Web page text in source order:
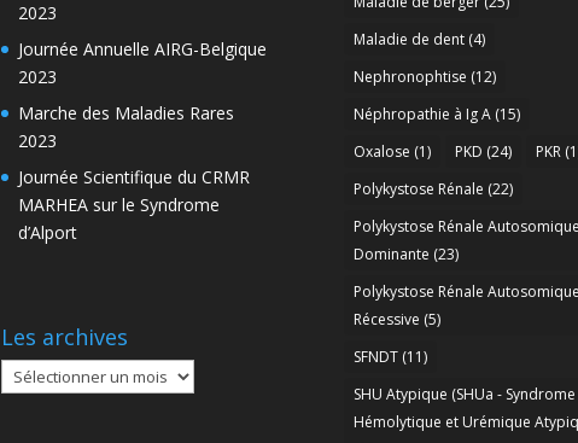
2023
Journée Annuelle AIRG-Belgique
2023
Marche des Maladies Rares
2023
Journée Scientifique du CRMR
MARHEA sur le Syndrome
d’Alport
Les archives
Les
archives
Maladie de dent(4)
Nephronophtise (12)
Néphropathie à Ig A(15)
Oxalose (1) PKD (24) PKR
Polykystose Rénale (22)
Polykystose Rénale Autosomique
Dominante (23)
Polykystose Rénale Autosomique
Récessive (5)
SFNDT(11)
SHU Atypique (SHUa - Syndrome
Hémolytique et Urémique